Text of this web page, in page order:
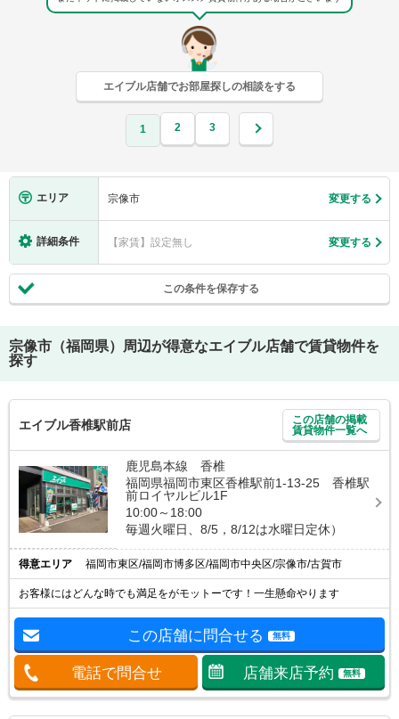
エイブル店舗でお部屋探しの相談をする
1 2 3
エリア 宗像市 変更する
詳細条件 【家賃】設定無し 変更する
この条件を保存する
宗像市（福岡県）
周辺が得意なエイブル店舗で賃貸物件を
探す
エイブル香椎駅前店
この店舗の掲載
賃貸物件一覧へ
鹿児島本線 香椎
福岡県福岡市東区香椎駅前1-13-25 香椎駅
前ロイヤルビル1F
10:00～18:00
毎週火曜日、8/5，8/12は水曜日定休）
得意エリア 福岡市東区/福岡市博多区/福岡市中央区/宗像市/古賀市
お客様にはどんな時でも満足をがモットーです！一生懸命やります
この店舗に問合せる 無料
電話で問合せ 店舗来店予約 無料